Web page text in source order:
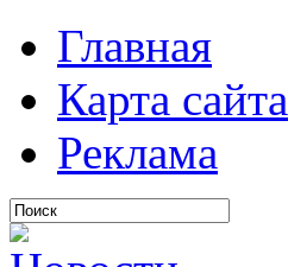
Главная
Карта сайта
Реклама